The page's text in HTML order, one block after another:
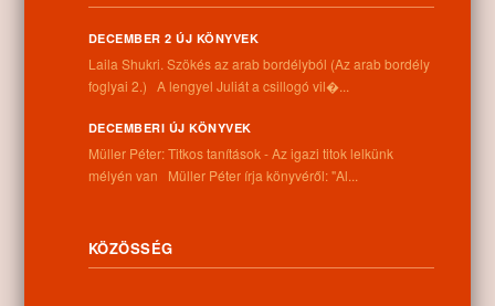
0
Kapcsolódó anyagok
DECEMBER 2 ÚJ KÖNYVEK
Laila Shukri. Szökés ​az arab bordélyból (Az arab bordély
foglyai 2.) A lengyel Juliát a csillogó vil�...
DECEMBERI ÚJ KÖNYVEK
Müller Péter: Titkos tanítások - Az igazi titok lelkünk
mélyén van Müller Péter írja könyvéről: "Al...
KÖZÖSSÉG